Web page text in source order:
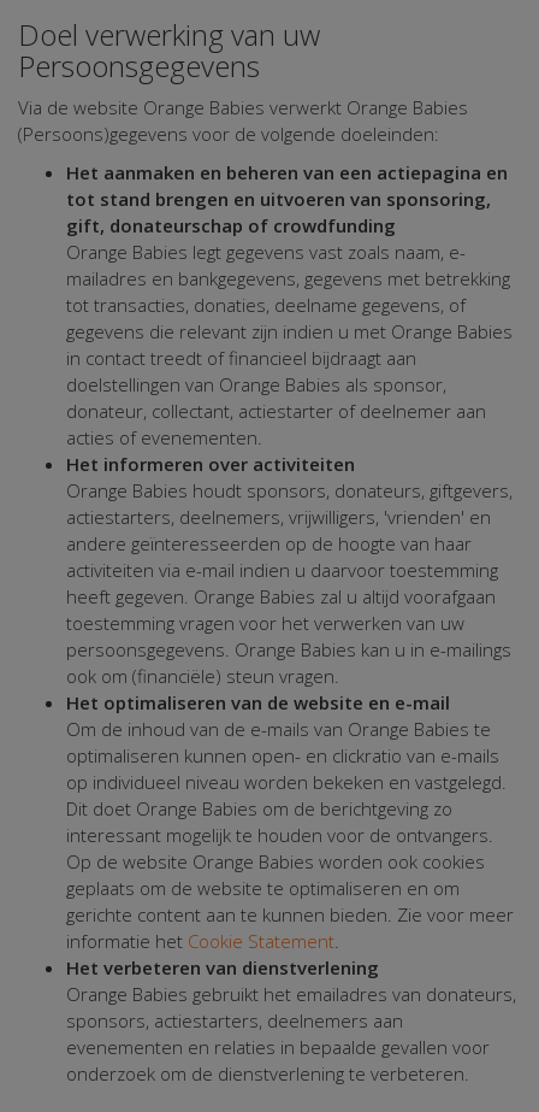
Doel verwerking van uw
Persoonsgegevens
Via de website Orange Babies verwerkt Orange Babies
(Persoons)gegevens voor de volgende doeleinden:
Het aanmaken en beheren van een actiepagina en
tot stand brengen en uitvoeren van sponsoring,
gift, donateurschap of crowdfunding
Orange Babies legt gegevens vast zoals naam, e-
mailadres en bankgegevens, gegevens met betrekking
tot transacties, donaties, deelname gegevens, of
gegevens die relevant zijn indien u met Orange Babies
in contact treedt of financieel bijdraagt aan
doelstellingen van Orange Babies als sponsor,
donateur, collectant, actiestarter of deelnemer aan
acties of evenementen.
Het informeren over activiteiten
Orange Babies houdt sponsors, donateurs, giftgevers,
actiestarters, deelnemers, vrijwilligers, 'vrienden' en
andere geïnteresseerden op de hoogte van haar
activiteiten via e-mail indien u daarvoor toestemming
heeft gegeven. Orange Babies zal u altijd voorafgaan
toestemming vragen voor het verwerken van uw
persoonsgegevens. Orange Babies kan u in e-mailings
ook om (financiële) steun vragen.
Het optimaliseren van de website en e-mail
Om de inhoud van de e-mails van Orange Babies te
optimaliseren kunnen open- en clickratio van e-mails
op individueel niveau worden bekeken en vastgelegd.
Dit doet Orange Babies om de berichtgeving zo
interessant mogelijk te houden voor de ontvangers.
Op de website Orange Babies worden ook cookies
geplaats om de website te optimaliseren en om
gerichte content aan te kunnen bieden. Zie voor meer
informatie het Cookie Statement
Het verbeteren van dienstverlening
Orange Babies gebruikt het emailadres van donateurs,
sponsors, actiestarters, deelnemers aan
evenementen en relaties in bepaalde gevallen voor
onderzoek om de dienstverlening te verbeteren.